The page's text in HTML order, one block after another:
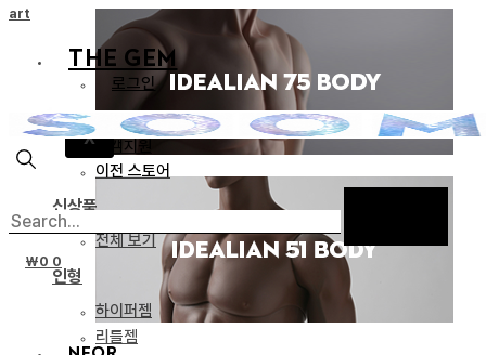
THE GEM
로그인
X
공지
고객지원
이전 스토어
신상품
전체 보기
인형
하이퍼젬
리틀젬
₩0 0